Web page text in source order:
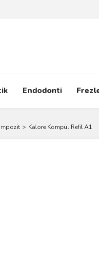
Endodonti
Kalore Kompül Refil A1